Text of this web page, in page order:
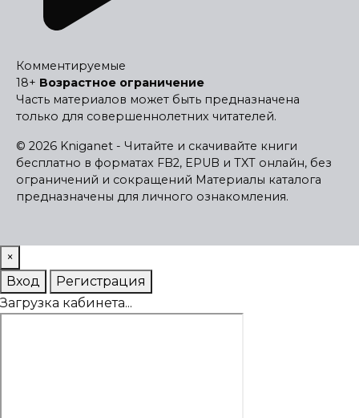
Комментируемые
18+ Возрастное ограничение
Часть материалов может быть предназначена
только для совершеннолетних читателей.
© 2026 Kniganet - Читайте и скачивайте книги
бесплатно в форматах FB2, EPUB и TXT онлайн, без
ограничений и сокращений Материалы каталога
предназначены для личного ознакомления.
×
Вход
Регистрация
Загрузка кабинета...